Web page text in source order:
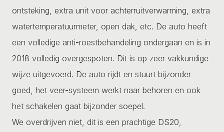
ontsteking, extra unit voor achterruitverwarming, extra
watertemperatuurmeter, open dak, etc. De auto heeft
een volledige anti-roestbehandeling ondergaan en is in
2018 volledig overgespoten. Dit is op zeer vakkundige
wijze uitgevoerd. De auto rijdt en stuurt bijzonder
goed, het veer-systeem werkt naar behoren en ook
het schakelen gaat bijzonder soepel.
We overdrijven niet, dit is een prachtige DS20,